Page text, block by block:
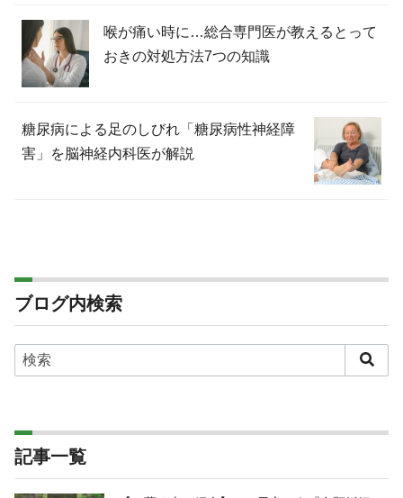
喉が痛い時に…総合専門医が教えるとって
おきの対処方法7つの知識
糖尿病による足のしびれ「糖尿病性神経障
害」を脳神経内科医が解説
ブログ内検索
記事一覧